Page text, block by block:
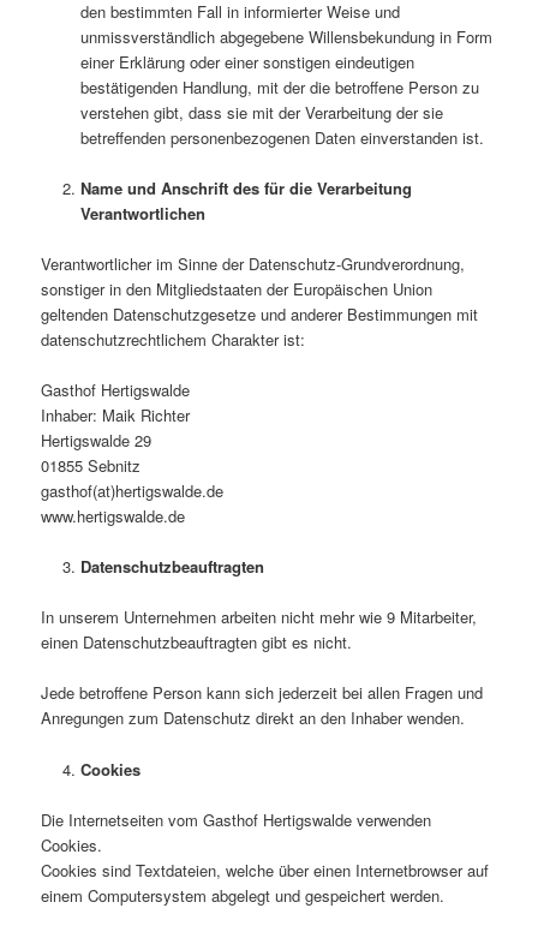
den bestimmten Fall in informierter Weise und
unmissverständlich abgegebene Willensbekundung in Form
einer Erklärung oder einer sonstigen eindeutigen
bestätigenden Handlung, mit der die betroffene Person zu
verstehen gibt, dass sie mit der Verarbeitung der sie
betreffenden personenbezogenen Daten einverstanden ist.
Name und Anschrift des für die Verarbeitung
Verantwortlichen
Verantwortlicher im Sinne der Datenschutz-Grundverordnung,
sonstiger in den Mitgliedstaaten der Europäischen Union
geltenden Datenschutzgesetze und anderer Bestimmungen mit
datenschutzrechtlichem Charakter ist:
Gasthof Hertigswalde
Inhaber: Maik Richter
Hertigswalde 29
01855 Sebnitz
gasthof(at)hertigswalde.de
www.hertigswalde.de
Datenschutzbeauftragten
In unserem Unternehmen arbeiten nicht mehr wie 9 Mitarbeiter,
einen Datenschutzbeauftragten gibt es nicht.
Jede betroffene Person kann sich jederzeit bei allen Fragen und
Anregungen zum Datenschutz direkt an den Inhaber wenden.
Cookies
Die Internetseiten vom Gasthof Hertigswalde verwenden
Cookies.
Cookies sind Textdateien, welche über einen Internetbrowser auf
einem Computersystem abgelegt und gespeichert werden.